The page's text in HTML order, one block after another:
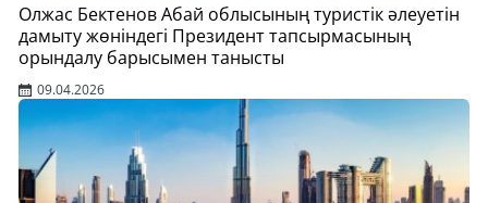
Олжас Бектенов Абай облысының туристік әлеуетін
дамыту жөніндегі Президент тапсырмасының
орындалу барысымен танысты
09.04.2026